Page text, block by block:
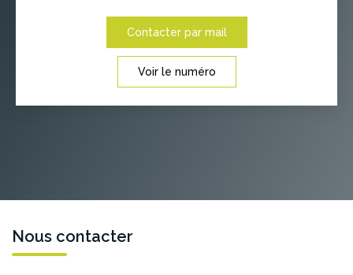
Contacter par mail
Voir le numéro
Nous contacter